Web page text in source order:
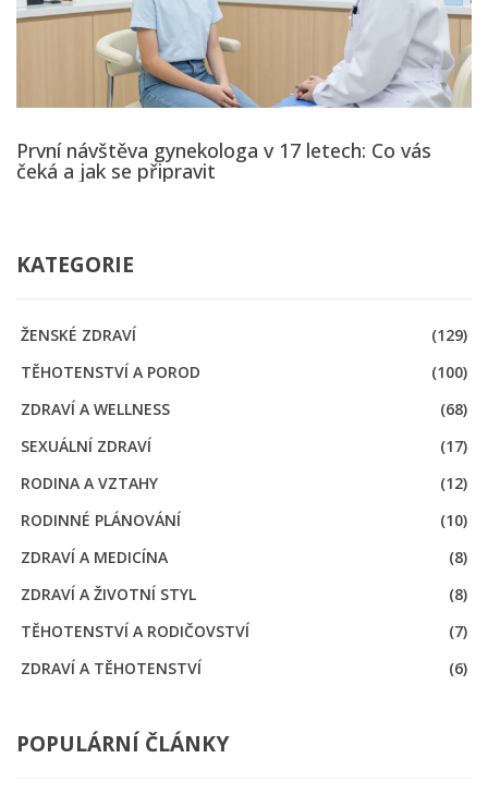
První návštěva gynekologa v 17 letech: Co vás
čeká a jak se připravit
KATEGORIE
ŽENSKÉ ZDRAVÍ
(129)
TĚHOTENSTVÍ A POROD
(100)
ZDRAVÍ A WELLNESS
(68)
SEXUÁLNÍ ZDRAVÍ
(17)
RODINA A VZTAHY
(12)
RODINNÉ PLÁNOVÁNÍ
(10)
ZDRAVÍ A MEDICÍNA
(8)
ZDRAVÍ A ŽIVOTNÍ STYL
(8)
TĚHOTENSTVÍ A RODIČOVSTVÍ
(7)
ZDRAVÍ A TĚHOTENSTVÍ
(6)
POPULÁRNÍ ČLÁNKY